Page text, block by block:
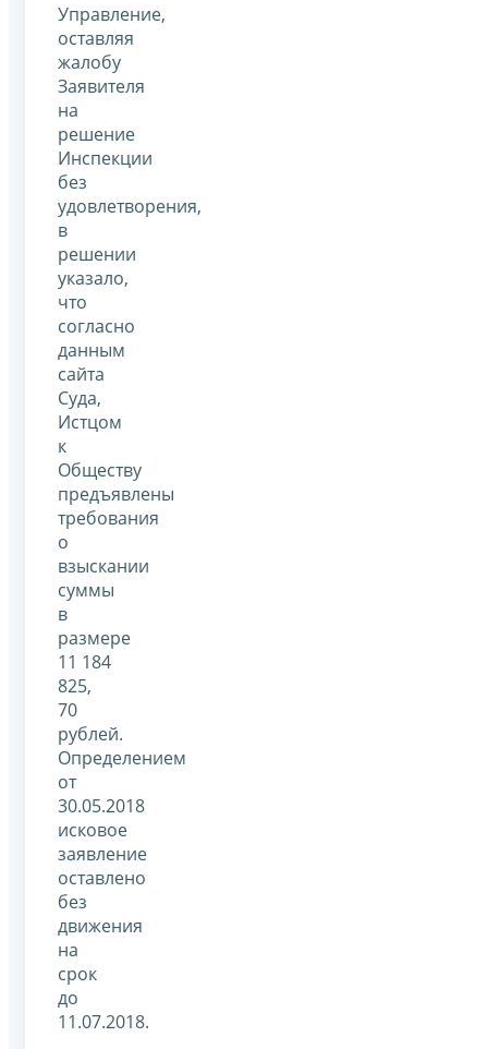
Управление,
оставляя
жалобу
Заявителя
на
решение
Инспекции
без
удовлетворения,
в
решении
указало,
что
согласно
данным
сайта
Суда,
Истцом
к
Обществу
предъявлены
требования
о
взыскании
суммы
в
размере
11 184
825,
70
рублей.
Определением
от
30.05.2018
исковое
заявление
оставлено
без
движения
на
срок
до
11.07.2018.